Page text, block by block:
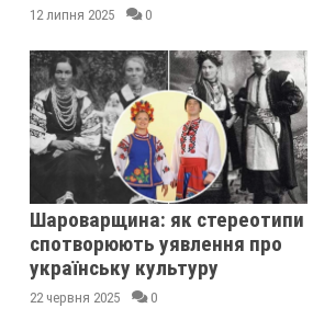
12 липня 2025 0
Шароварщина: як стереотипи
спотворюють уявлення про
українську культуру
22 червня 2025 0